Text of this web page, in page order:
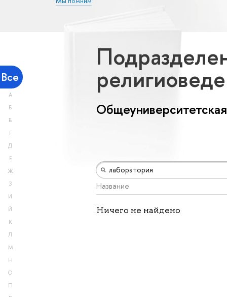
Все
А
Б
В
Г
Д
Е
Ж
З
И
Й
К
Л
М
Н
О
П
Название
Ничего не найдено